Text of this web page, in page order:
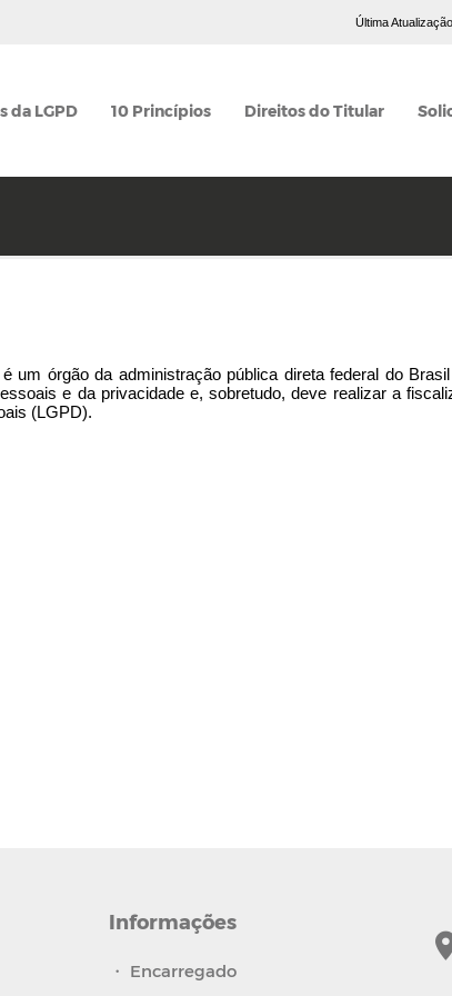
Última
da LGPD 10 Princípios Direitos do Titular
um órgão da administração pública direta federal do
e da privacidade e, sobretudo, deve realizar a
(LGPD).
Informações
・ Encarregado